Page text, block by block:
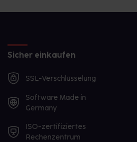
Sicher einkaufen
SSL-Verschlüsselung
Software Made in
Germany
ISO-zertifiziertes
Rechenzentrum